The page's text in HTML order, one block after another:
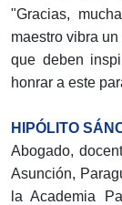
"Gracias,
maestro vibra
que deben
honrar a este
HIPÓLITO
Abogado,
Asunción,
la Academia